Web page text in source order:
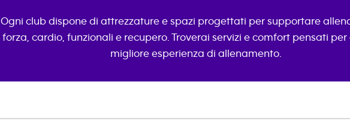
Ogni club dispone di attrezzature e spazi progettati per supportare
forza, cardio, funzionali e recupero. Troverai servizi e comfort pensati
migliore esperienza di allenamento.